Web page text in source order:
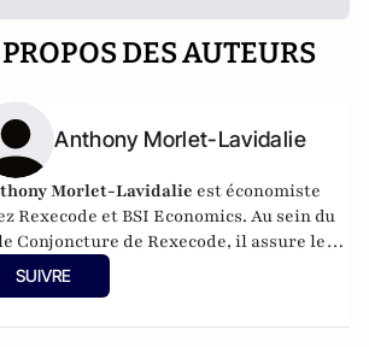
DES AUTEURS
Anthony Morlet-Lavidalie
Morlet-Lavidalie est économiste
Rexecode et BSI Economics. Au sein du
Conjoncture de Rexecode, il assure le
conjoncturel et les prévisions pour les
émergents.
SUIVRE